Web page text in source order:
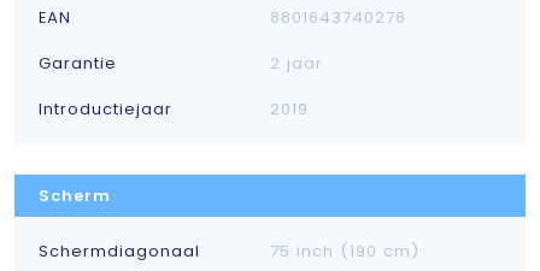
EAN
8801643740276
Garantie
2 jaar
Introductiejaar
2019
Scherm
Schermdiagonaal
75 inch (190 cm)